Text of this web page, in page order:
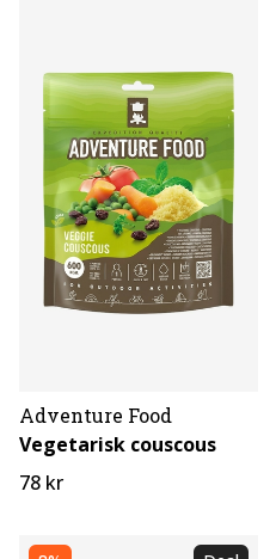
Adventure Food
Vegetarisk couscous
78 kr